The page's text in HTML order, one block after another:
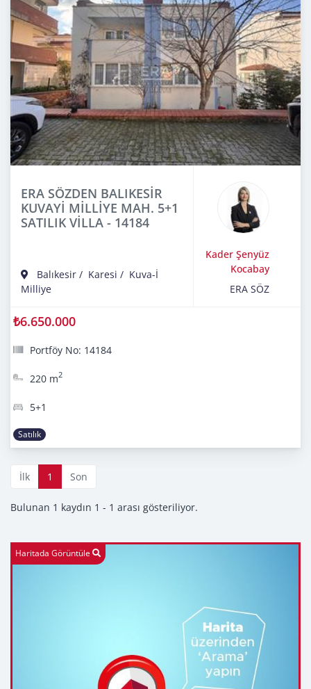
ERA SÖZDEN BALIKESİR
KUVAYİ MİLLİYE MAH. 5+1
SATILIK VİLLA - 14184
Balıkesir / Karesi / Kuva-İ
Milliye
Kader Şenyüz
Kocabay
ERA SÖZ
₺6.650.000
Portföy No: 14184
220 m2
5+1
Satılık
İlk 1 Son
Bulunan 1 kaydın 1 - 1 arası gösteriliyor.
Haritada Görüntüle